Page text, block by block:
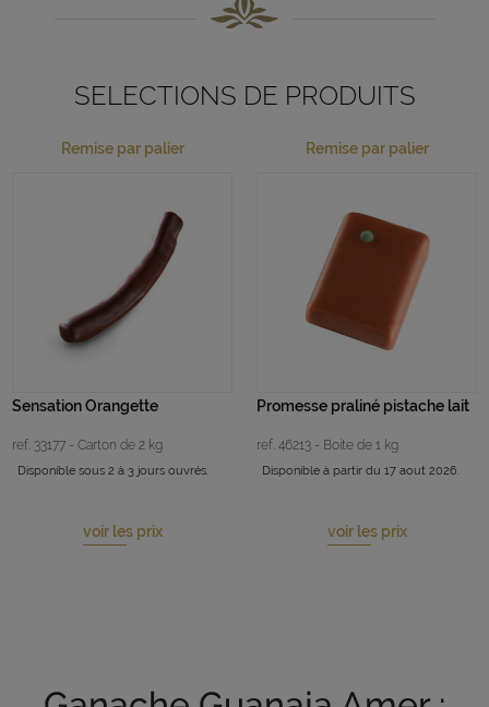
SELECTIONS DE PRODUITS
Remise par palier
Sensation Orangette
ref. 33177 - Carton de 2 kg
Disponible sous 2 à 3 jours ouvrés.
voir les prix
Remise par palier
Promesse praliné pistache lait
ref. 46213 - Boite de 1 kg
Disponible à partir du 17 aout 2026.
voir les prix